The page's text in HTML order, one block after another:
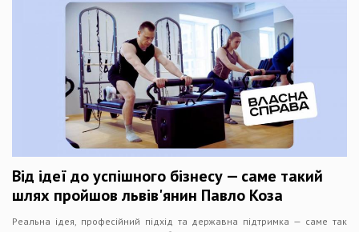
Від ідеї до успішного бізнесу — саме такий
шлях пройшов львів'янин Павло Коза
Реальна ідея, професійний підхід та державна підтримка — саме так